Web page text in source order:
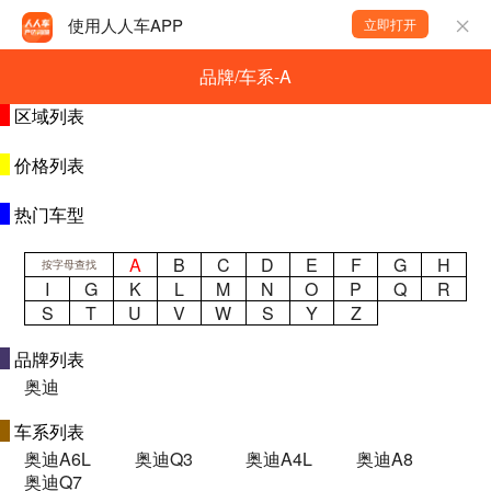
使用人人车APP 立即打开
品牌/车系-A
区域列表
价格列表
热门车型
按字母查找 A B C D E F G
H
I
G K L M N O P Q
R
S
T U V W S Y
Z
品牌列表
奥迪
车系列表
奥迪A6L
奥迪Q3 奥迪A4L
奥迪A8
奥迪Q7